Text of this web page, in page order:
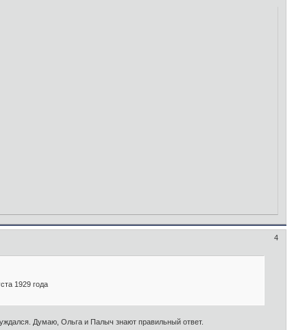
4
1929 года
Думаю, Ольга и Палыч знают правильный ответ.